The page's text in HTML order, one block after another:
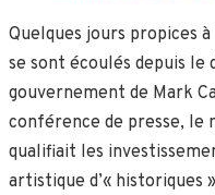
Quelques jours propices
se sont écoulés depuis le
gouvernement de Mark
conférence de presse, le
qualifiait les
artistique d’« historiques